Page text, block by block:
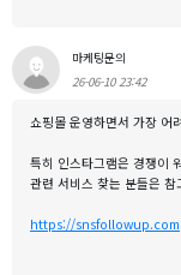
마케팅문의
26-06-10 23:42
쇼핑몰 운영하면서 가장 어
특히 인스타그램은 경쟁이
관련 서비스 찾는 분들은 참
https://snsfollowup.com